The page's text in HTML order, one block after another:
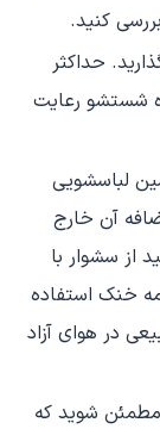
کنید.
حداکثر
شستشو رعایت
لباسشویی
آن خارج
از سشوار با
خنک استفاده
در هوای آزاد
مطمئن شوید که